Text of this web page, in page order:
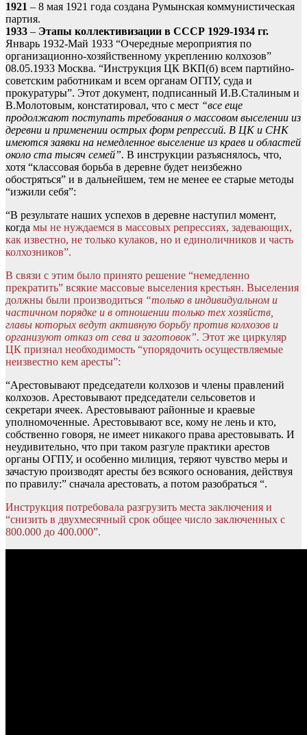
1921 – 8 мая 1921 года создана Румынская коммунистическая
партия.
1933 – Этапы коллективизации в СССР 1929-1934 гг.
Январь 1932-Май 1933 “Очередные мероприятия по
организационно-хозяйственному укреплению колхозов”
08.05.1933 Москва. “Инстpукция ЦК ВКП(б) всем паpтийно-
советским pаботникам и всем оpганам ОГПУ, суда и
пpокуpатуpы”. Этот документ, подписанный И.В.Сталиным и
В.Молотовым, констатировал, что с мест “все еще
продолжают поступать требования о массовом выселении из
деревни и применении острых форм репрессий. В ЦК и СНК
имеются заявки на немедленное выселение из краев и областей
около ста тысяч семей”. В инструкции разъяснялось, что,
хотя “классовая борьба в деревне будет неизбежно
обостряться” и в дальнейшем, тем не менее ее старые методы
“изжили себя”:
“В результате наших успехов в деревне наступил момент,
когда мы не нуждаемся в массовых репрессиях, задевающих,
как известно, не только кулаков, но и единоличников и часть
колхозников”.
В связи с этим было принято решение “немедленно
прекратить” всякие массовые выселения крестьян. Выселения
должны были производиться “только в индивидуальном и
частичном порядке и в отношении только тех хозяйств,
главы которых ведут активную борьбу против колхозов и
организуют отказ от сева и заготовок”. Этот же циркуляр
ЦК признал необходимость “упорядочить осуществляемые
неизвестно кем аресты”:
“Арестовывают председатели колхозов и члены правлений
колхозов. Арестовывают председатели сельсоветов и
секретари ячеек. Арестовывают районные и краевые
уполномоченные. Арестовывают все, кому не лень и кто,
собственно говоря, не имеет никакого права арестовывать. И
неудивительно, что при таком разгуле практики арестов
органы ОГПУ, и особенно милиция, теряют чувство меры и
зачастую производят аресты без всякого основания, действуя
по правилу:” сначала арестовать, а потом разобраться “.
Инструкция потребовала разгрузить места заключения и
“снизить в двухмесячный срок общее число заключенных с
800.000 до 400.000”.